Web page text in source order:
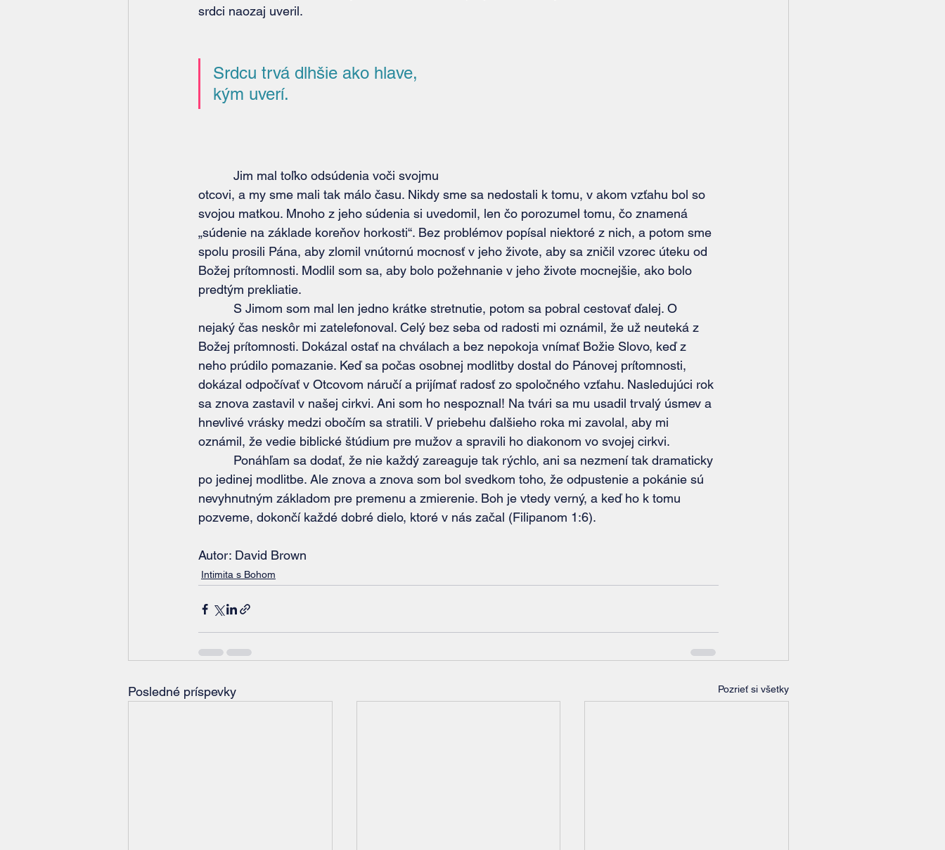
srdci naozaj uveril.
Srdcu trvá dlhšie ako hlave,
kým uverí.
otcovi, a my sme mali tak málo času. Nikdy sme sa nedostali k tomu, v akom vzťahu bol so
svojou matkou. Mnoho z jeho súdenia si uvedomil, len čo porozumel tomu, čo znamená
„súdenie na základe koreňov horkosti“. Bez problémov popísal niektoré z nich, a potom sme
spolu prosili Pána, aby zlomil vnútornú mocnosť v jeho živote, aby sa zničil vzorec úteku od
Božej prítomnosti. Modlil som sa, aby bolo požehnanie v jeho živote mocnejšie, ako bolo
predtým prekliatie.
nejaký čas neskôr mi zatelefonoval. Celý bez seba od radosti mi oznámil, že už neuteká z
Božej prítomnosti. Dokázal ostať na chválach a bez nepokoja vnímať Božie Slovo, keď z
neho prúdilo pomazanie. Keď sa počas osobnej modlitby dostal do Pánovej prítomnosti,
dokázal odpočívať v Otcovom náručí a prijímať radosť zo spoločného vzťahu. Nasledujúci rok
sa znova zastavil v našej cirkvi. Ani som ho nespoznal! Na tvári sa mu usadil trvalý úsmev a
hnevlivé vrásky medzi obočím sa stratili. V priebehu ďalšieho roka mi zavolal, aby mi
oznámil, že vedie biblické štúdium pre mužov a spravili ho diakonom vo svojej cirkvi.
po jedinej modlitbe. Ale znova a znova som bol svedkom toho, že odpustenie a pokánie sú
nevyhnutným základom pre premenu a zmierenie. Boh je vtedy verný, a keď ho k tomu
pozveme, dokončí každé dobré dielo, ktoré v nás začal (Filipanom 1:6).
Autor: David Brown
Intimita s Bohom
Posledné príspevky Pozrieť si všetky